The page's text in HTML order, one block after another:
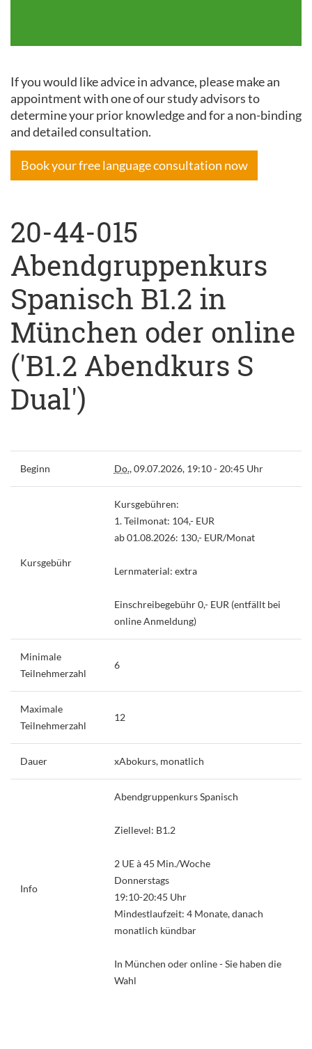
If you would like advice in advance, please make an
appointment with one of our study advisors to
determine your prior knowledge and for a non-binding
and detailed consultation.
Book your free language consultation now
20-44-015
Abendgruppenkurs
Spanisch B1.2 in
München oder online
('B1.2 Abendkurs S
Dual')
Beginn Do., 09.07.2026, 19:10 - 20:45 Uhr
Kursgebühr
Kursgebühren:
1. Teilmonat: 104,- EUR
ab 01.08.2026: 130,- EUR/Monat
Lernmaterial: extra
Einschreibegebühr 0,- EUR (entfällt bei
online Anmeldung)
Minimale
Teilnehmerzahl
6
Maximale
Teilnehmerzahl
12
Dauer xAbokurs, monatlich
Info
Abendgruppenkurs Spanisch
Ziellevel: B1.2
2 UE à 45 Min./Woche
Donnerstags
19:10-20:45 Uhr
Mindestlaufzeit: 4 Monate, danach
monatlich kündbar
In München oder online - Sie haben die
Wahl